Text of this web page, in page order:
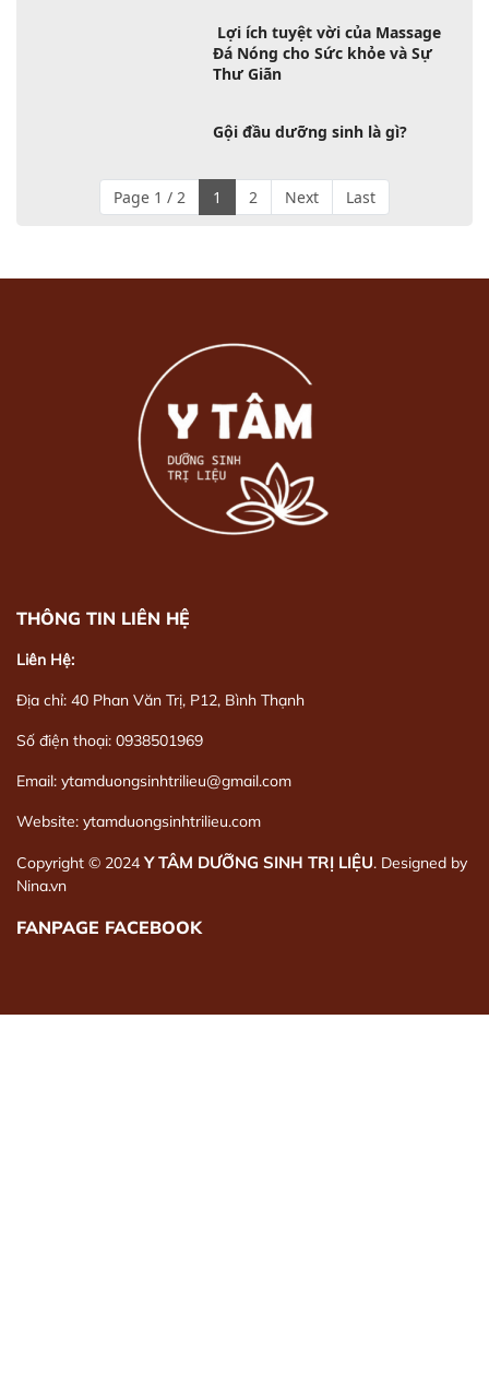
Lợi ích tuyệt vời của Massage
Đá Nóng cho Sức khỏe và Sự
Thư Giãn
Gội đầu dưỡng sinh là gì?
Page 1 / 2 1 2 Next Last
THÔNG TIN LIÊN HỆ
Liên Hệ:
Địa chỉ: 40 Phan Văn Trị, P12, Bình Thạnh
Số điện thoại: 0938501969
Email: ytamduongsinhtrilieu@gmail.com
Website: ytamduongsinhtrilieu.com
Copyright © 2024Y TÂM DƯỠNG SINH TRỊ LIỆU. Designed by
Nina.vn
FANPAGE FACEBOOK